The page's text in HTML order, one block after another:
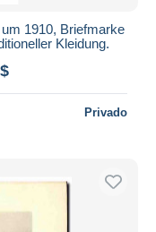
1910, Briefmarke
Kleidung.
Privado